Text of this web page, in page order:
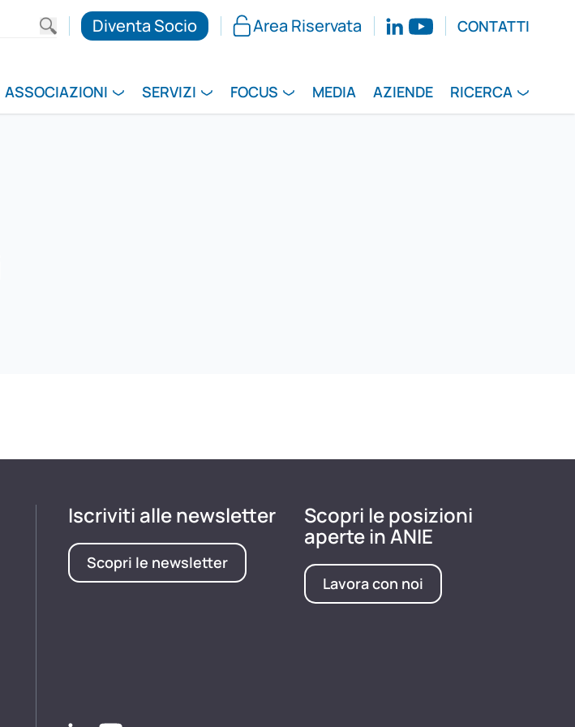
Diventa Socio Area Riservata CONTATTI
ASSOCIAZIONI SERVIZI FOCUS MEDIA AZIENDE RICERCA
Iscriviti alle newsletter
Scopri le newsletter
Scopri le posizioni
aperte in ANIE
Lavora con noi